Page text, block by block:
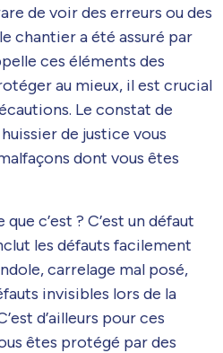
de voir des erreurs ou des
chantier a été assuré par
ces éléments des
au mieux, il est crucial
Le constat de
de justice vous
dont vous êtes
c’est ? C’est un défaut
les défauts facilement
carrelage mal posé,
invisibles lors de la
d’ailleurs pour ces
êtes protégé par des